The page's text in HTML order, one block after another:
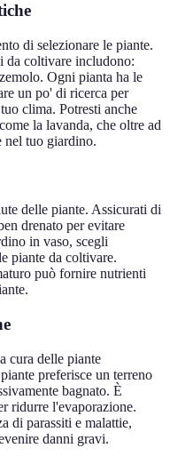
di selezionare le piante.
da coltivare includono:
Ogni pianta ha le
un po' di ricerca per
clima. Potresti anche
la lavanda, che oltre ad
nel tuo giardino.
delle piante. Assicurati di
drenato per evitare
in vaso, scegli
piante da coltivare.
può fornire nutrienti
cura delle piante
preferisce un terreno
bagnato. È
ridurre l'evaporazione.
di parassiti e malattie,
danni gravi.